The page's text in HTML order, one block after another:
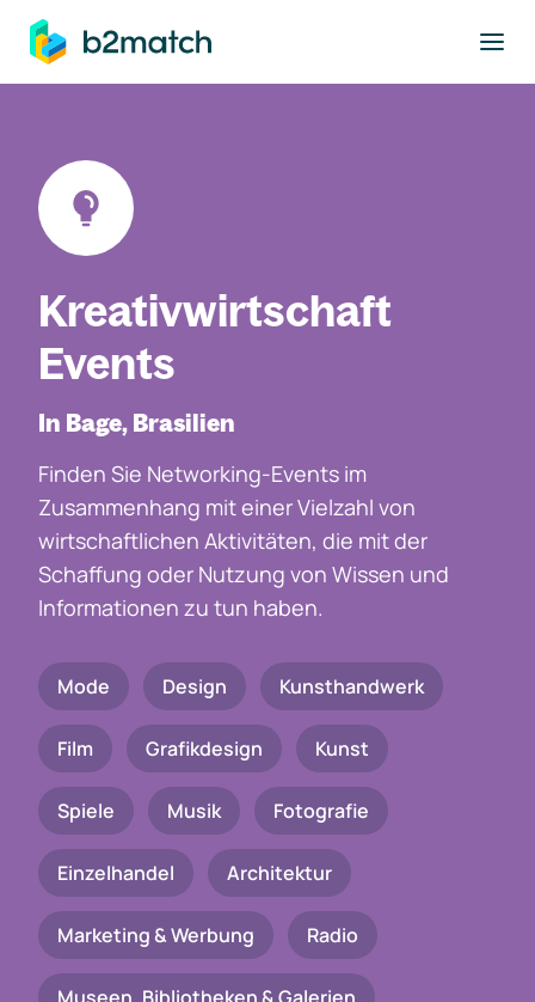
springen
Kreativwirtschaft
Events
In Bage, Brasilien
Finden Sie Networking-Events im
Zusammenhang mit einer Vielzahl von
wirtschaftlichen Aktivitäten, die mit der
Schaffung oder Nutzung von Wissen und
Informationen zu tun haben.
Mode Design Kunsthandwerk
Film Grafikdesign Kunst
Spiele Musik Fotografie
Einzelhandel Architektur
Marketing & Werbung Radio